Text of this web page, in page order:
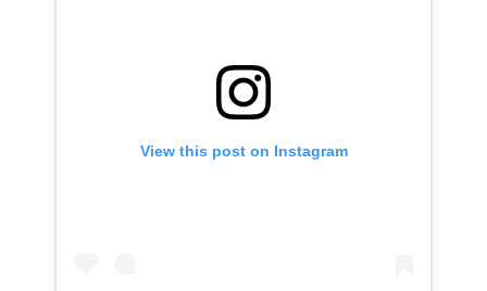
View this post on Instagram